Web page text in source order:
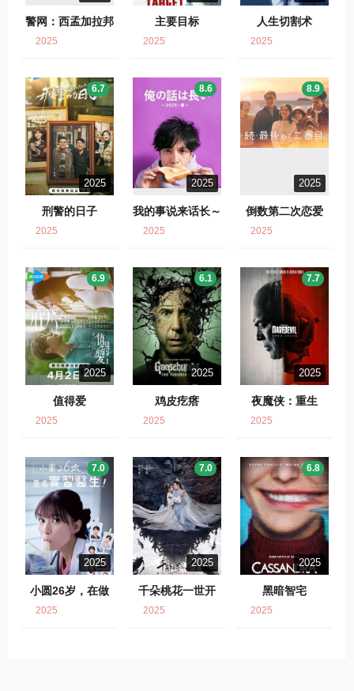
警网：西孟加拉邦
2025
主要目标
2025
人生切割术
2025
2025
刑警的日子
6.7
2025
2025
我的事说来话长～
2025・春～
8.6
2025
2025
倒数第二次恋爱
8.9
2025
2025
值得爱
6.9
2025
2025
鸡皮疙瘩
6.1
2025
2025
夜魔侠：重生
7.7
2025
2025
小圆26岁，在做
实习医生！
7.0
2025
2025
千朵桃花一世开
7.0
2025
2025
黑暗智宅
6.8
2025